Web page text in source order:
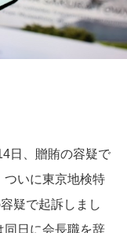
日、贈賄の容疑で
ついに東京地検特
疑で起訴しまし
同日に会長職を辞